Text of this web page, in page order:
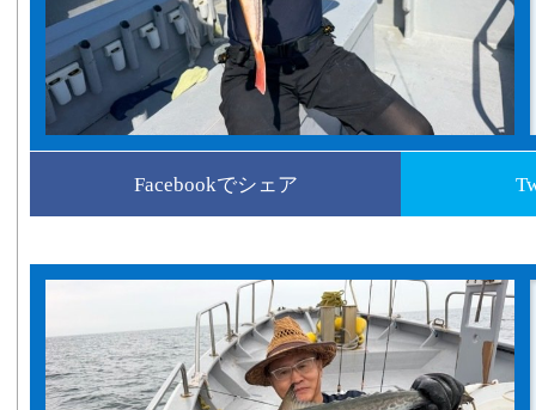
Facebookでシェア